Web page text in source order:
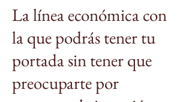
La línea económica con
la que podrás tener tu
portada sin tener que
preocuparte por